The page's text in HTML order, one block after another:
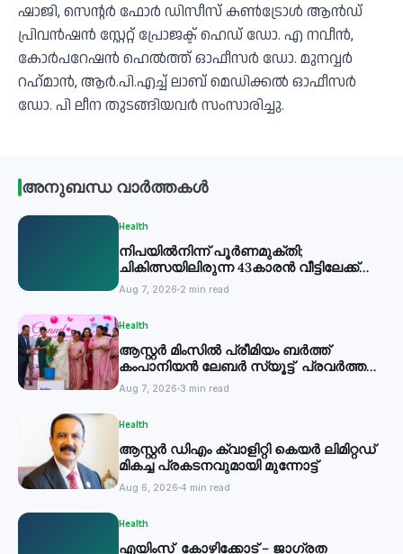
ഷാജി, സെന്റര്‍ ഫോര്‍ ഡിസീസ് കണ്‍ട്രോള്‍ ആന്‍ഡ്
പ്രിവന്‍ഷന്‍ സ്റ്റേറ്റ് പ്രോജക്ട് ഹെഡ് ഡോ. എ നവീന്‍,
കോര്‍പറേഷന്‍ ഹെല്‍ത്ത് ഓഫീസര്‍ ഡോ. മുനവ്വര്‍
റഹ്‌മാന്‍, ആര്‍.പി.എച്ച് ലാബ് മെഡിക്കല്‍ ഓഫീസര്‍
ഡോ. പി ലീന തുടങ്ങിയവര്‍ സംസാരിച്ചു.
അനുബന്ധ വാർത്തകൾ
Health
നിപയില്‍നിന്ന് പൂര്‍ണമുക്തി;
ചികിത്സയിലിരുന്ന 43കാരന്‍ വീട്ടിലേക്ക്
മടങ്ങി
Aug 7, 2026 2 min read
Health
ആസ്റ്റർ മിംസിൽ പ്രീമിയം ബർത്ത്
കംപാനിയൻ ലേബർ സ്യൂട്ട് പ്രവർത്തനം
തുടങ്ങി
Aug 7, 2026 3 min read
Health
ആസ്റ്റർ ഡിഎം ക്വാളിറ്റി കെയർ ലിമിറ്റഡ്
മികച്ച പ്രകടനവുമായി മുന്നോട്ട്
Aug 6, 2026 4 min read
Health
എയിംസ് കോഴിക്കോട് – ജാഗ്രത